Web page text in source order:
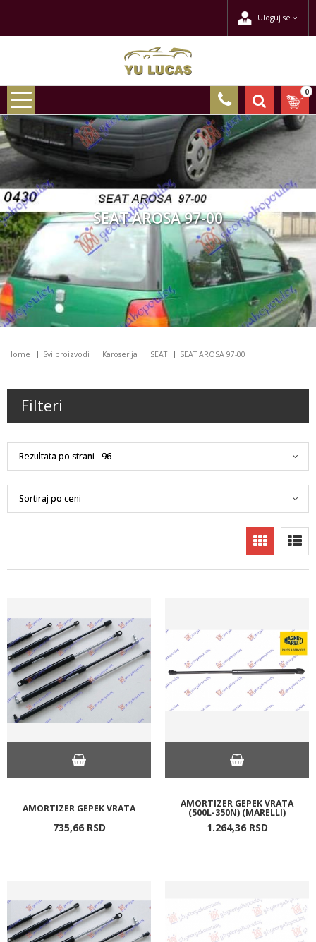
Uloguj se
0
SEAT AROSA 97-00
Home Svi proizvodi Karoserija SEAT SEAT AROSA 97-00
Filteri
AMORTIZER GEPEK VRATA
735,66 RSD
AMORTIZER GEPEK VRATA
(500L-350N) (MARELLI)
1.264,36 RSD